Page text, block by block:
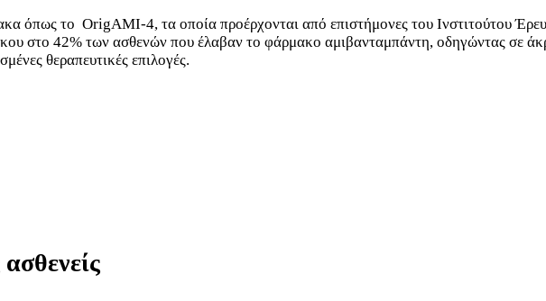
όπως το OrigAMI-4, τα οποία προέρχονται από επιστήμονες του Ινστιτούτου
στο 42% των ασθενών που έλαβαν το φάρμακο αμιβανταμπάντη, οδηγώντας σε
θεραπευτικές επιλογές.